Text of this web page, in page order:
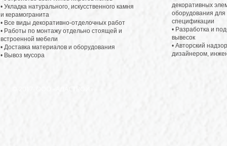
• Укладка натурального, искусственного камня
и керамогранита
• Все виды декоративно-отделочных работ
• Работы по монтажу отдельно стоящей и
встроенной мебели
• Доставка материалов и оборудования
• Вывоз мусора
декоративных
оборудования для
спецификации
• Разработка и
вывесок
• Авторский
дизайнером,